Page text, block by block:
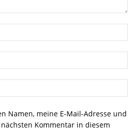
Namen, meine E-Mail-Adresse und
Kommentar in diesem